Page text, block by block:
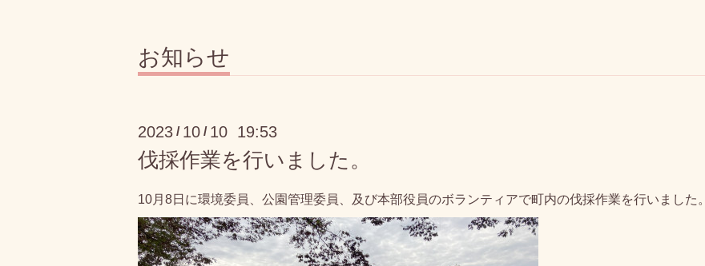
お知らせ
2023 / 10 / 10 19:53
伐採作業を行いました。
10月8日に環境委員、公園管理委員、及び本部役員のボランティアで町内の伐採作業を行いました。